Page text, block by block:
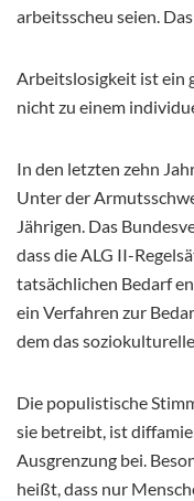
arbeitsscheu seien.
Arbeitslosigkeit ist ein
nicht zu einem
In den letzten zehn
Unter der
Jährigen. Das
dass die ALG II-
tatsächlichen Bedarf
ein Verfahren zur
dem das
Die populistische
sie betreibt, ist
Ausgrenzung bei.
heißt, dass nur